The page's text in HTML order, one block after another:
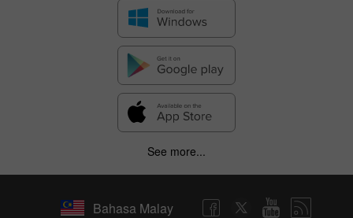
See more...
Bahasa Malay